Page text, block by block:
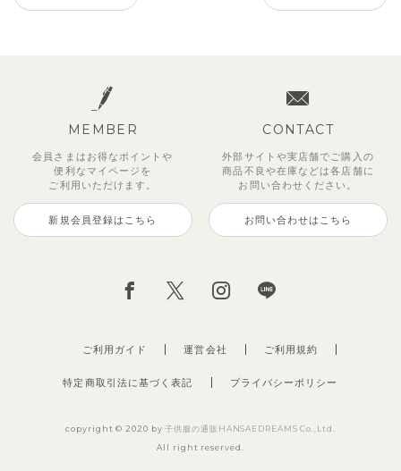
MEMBER
会員さまはお得なポイントや
便利な マイページを
ご利用いただけます。
新規会員登録はこちら
CONTACT
外部サイトや実店舗でご購入の
商品不良や在庫などは各店舗に
お問い合わせください。
お問い合わせはこちら
ご利用ガイド 運営会社
特定商取引法に基づく表記 プライバシーポリシー
ご利用規約
copyright © 2020 by子供服の通販HANSAEDREAMS Co.,Ltd.
All right reserved.